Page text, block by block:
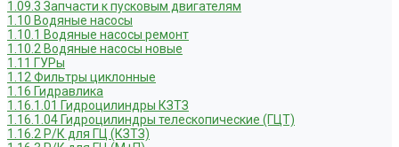
1.09.3 Запчасти к пусковым двигателям
1.10 Водяные насосы
1.10.1 Водяные насосы ремонт
1.10.2 Водяные насосы новые
1.11 ГУРы
1.12 Фильтры циклонные
1.16 Гидравлика
1.16.1.01 Гидроцилиндры КЗТЗ
1.16.1.04 Гидроцилиндры телескопические (ГЦТ)
1.16.2 Р/К для ГЦ (КЗТЗ)